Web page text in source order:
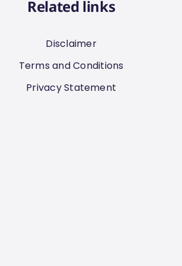
Related links
Disclaimer
Terms and Conditions
Privacy Statement